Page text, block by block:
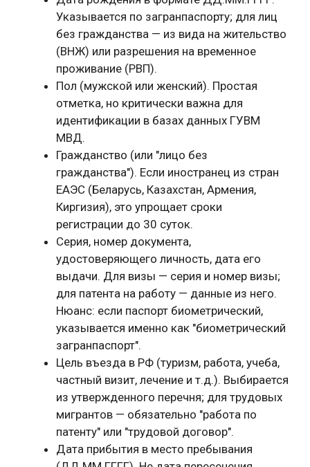
Указывается по загранпаспорту; для лиц
без гражданства — из вида на жительство
(ВНЖ) или разрешения на временное
проживание (РВП).
Пол (мужской или женский). Простая
отметка, но критически важна для
идентификации в базах данных ГУВМ
МВД.
Гражданство (или "лицо без
гражданства"). Если иностранец из стран
ЕАЭС (Беларусь, Казахстан, Армения,
Киргизия), это упрощает сроки
регистрации до 30 суток.
Серия, номер документа,
удостоверяющего личность, дата его
выдачи. Для визы — серия и номер визы;
для патента на работу — данные из него.
Нюанс: если паспорт биометрический,
указывается именно как "биометрический
загранпаспорт".
Цель въезда в РФ (туризм, работа, учеба,
частный визит, лечение и т.д.). Выбирается
из утвержденного перечня; для трудовых
мигрантов — обязательно "работа по
патенту" или "трудовой договор".
Дата прибытия в место пребывания